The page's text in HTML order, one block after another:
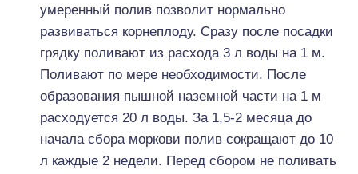
умеренный полив позволит нормально
развиваться корнеплоду. Сразу после посадки
грядку поливают из расхода 3 л воды на 1 м.
Поливают по мере необходимости. После
образования пышной наземной части на 1 м
расходуется 20 л воды. За 1,5-2 месяца до
начала сбора моркови полив сокращают до 10
л каждые 2 недели. Перед сбором не поливать